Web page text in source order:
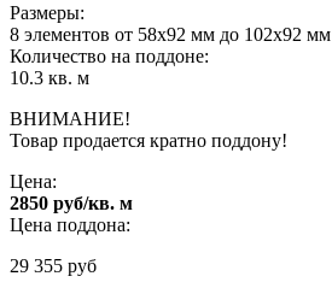
Размеры:
8 элементов от 58х92 мм до 102х92 мм
Количество на поддоне:
10.3 кв. м
ВНИМАНИЕ!
Товар продается кратно поддону!
Цена:
2850 руб/кв. м
Цена поддона:
29 355 руб